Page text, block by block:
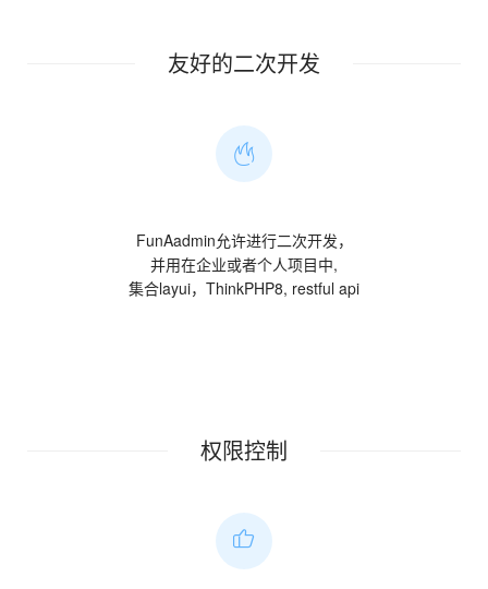
友好的二次开发
FunAadmin允许进行二次开发，
并用在企业或者个人项目中,
集合layui，ThinkPHP8, restful api
权限控制